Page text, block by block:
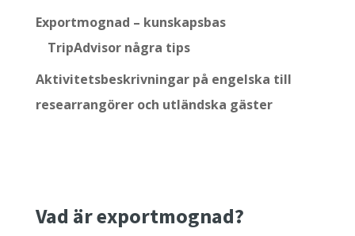
Exportmognad – kunskapsbas
TripAdvisor några tips
Aktivitetsbeskrivningar på engelska till
researrangörer och utländska gäster
Vad är exportmognad?